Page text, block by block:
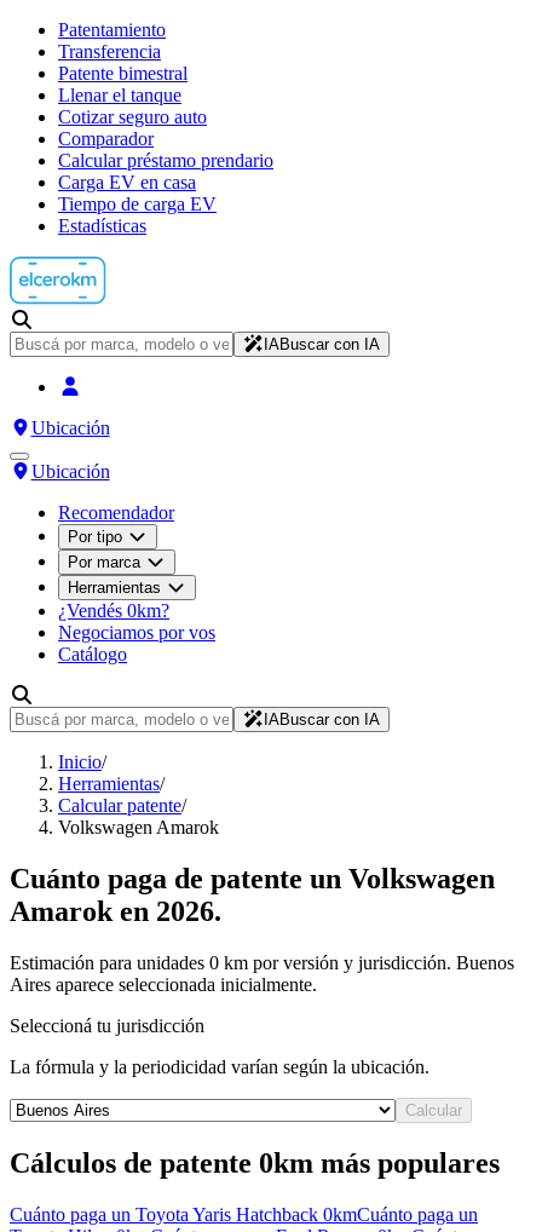
Patentamiento
Transferencia
Patente bimestral
Llenar el tanque
Cotizar seguro auto
Comparador
Calcular préstamo prendario
Carga EV en casa
Tiempo de carga EV
Estadísticas
IABuscar con IA
Ubicación
Ubicación
Recomendador
Por tipo
Por marca
Herramientas
¿Vendés 0km?
Negociamos por vos
Catálogo
IABuscar con IA
Inicio/
Herramientas/
Calcular patente/
Volkswagen Amarok
Cuánto paga de patente un Volkswagen
Amarok en 2026.
Estimación para unidades 0 km por versión y jurisdicción. Buenos
Aires aparece seleccionada inicialmente.
Seleccioná tu jurisdicción
La fórmula y la periodicidad varían según la ubicación.
Calcular
Cálculos de patente 0km más populares
Cuánto paga un Toyota Yaris Hatchback 0kmCuánto paga un